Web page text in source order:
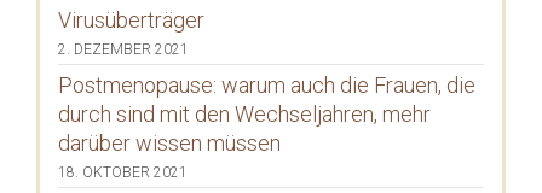
Virusüberträger
2. DEZEMBER 2021
Postmenopause: warum auch die Frauen, die
durch sind mit den Wechseljahren, mehr
darüber wissen müssen
18. OKTOBER 2021